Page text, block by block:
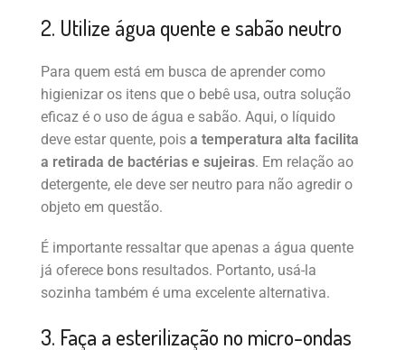
2. Utilize água quente e sabão neutro
Para quem está em busca de aprender como
higienizar os itens que o bebê usa, outra solução
eficaz é o uso de água e sabão. Aqui, o líquido
deve estar quente, pois a temperatura alta facilita
a retirada de bactérias e sujeiras. Em relação ao
detergente, ele deve ser neutro para não agredir o
objeto em questão.
É importante ressaltar que apenas a água quente
já oferece bons resultados. Portanto, usá-la
sozinha também é uma excelente alternativa.
3. Faça a esterilização no micro-ondas